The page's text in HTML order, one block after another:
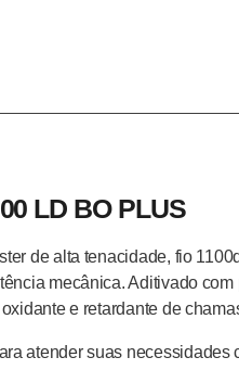
LD BO PLUS
de alta tenacidade, fio
mecânica. Aditivado com
e retardante de
atender suas necessidades